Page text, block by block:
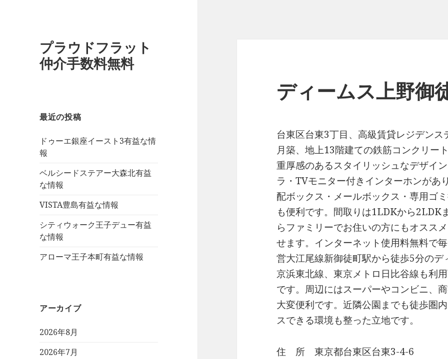
プラウドフラット
仲介手数料無料
最近の投稿
ドゥーエ銀座イースト3有益な情
報
ベルシードステアー大森北有益
な情報
VISTA豊島有益な情報
シティウォーク王子デュー有益
な情報
アローマ王子本町有益な情報
アーカイブ
2026年8月
2026年7月
ディームス上野御
台東区台東3丁目、高級賃貸レジデン
月築、地上13階建ての鉄筋コンクリー
重厚感のあるスタイリッシュなデザイ
ラ・TVモニター付きインターホンがあ
配ボックス・メールボックス・専用ゴ
も便利です。間取りは1LDKから2LDK
らファミリーでお住いの方にもオスス
せます。インターネット使用料無料で
営大江尾線新御徒町駅から徒歩5分の
京浜東北線、東京メトロ日比谷線も利
です。周辺にはスーパーやコンビニ、
大変便利です。近隣公園までも徒歩圏
スできる環境も整った立地です。
住 所 東京都台東区台東3-4-6